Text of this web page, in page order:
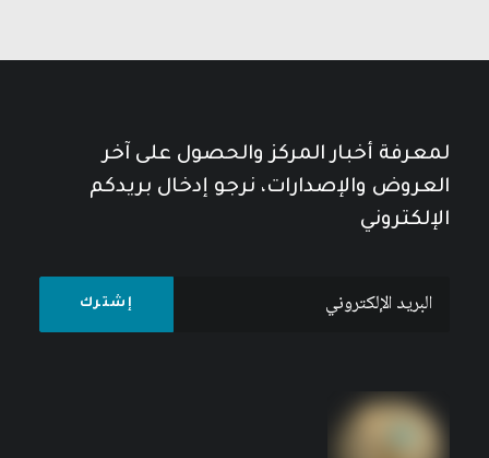
لمعرفة أخبار المركز والحصول على آخر
العروض والإصدارات، نرجو إدخال بريدكم
الإلكتروني